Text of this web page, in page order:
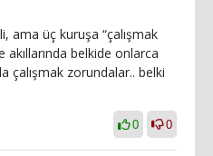
ama üç kuruşa “çalışmak
belkide onlarca
çalışmak zorundalar.. belki
0 0